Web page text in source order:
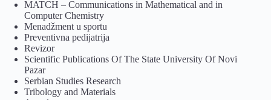
MATCH – Communications in Mathematical and in
Computer Chemistry
Menadžment u sportu
Preventivna pedijatrija
Revizor
Scientific Publications Of The State University Of Novi
Pazar
Serbian Studies Research
Tribology and Materials